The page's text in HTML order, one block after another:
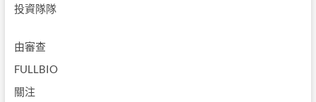
投資隊隊
由審查
FULLBIO
關注